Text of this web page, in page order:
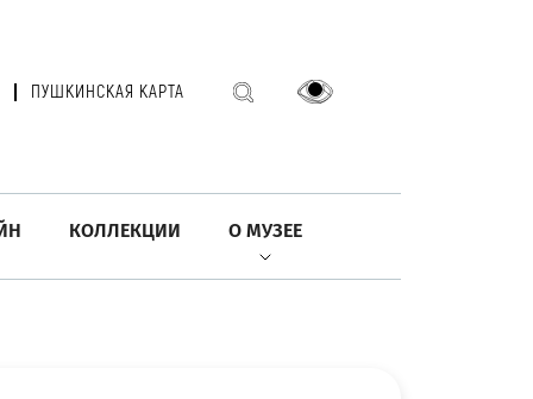
ПУШКИНСКАЯ КАРТА
КОЛЛЕКЦИИ О МУЗЕЕ